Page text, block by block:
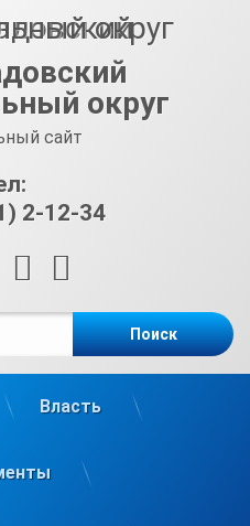
округ
сайт
2-12-34
E-mailВКонтакте
Власть